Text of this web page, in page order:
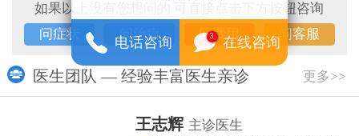
如果以上没有您想问的 可直接点击下方按钮咨询
问症状
问治疗 问费用 问客服
医生团队 — 经验丰富医生亲诊 更多>>
王志辉 主诊医生
电话咨询 3 在线咨询